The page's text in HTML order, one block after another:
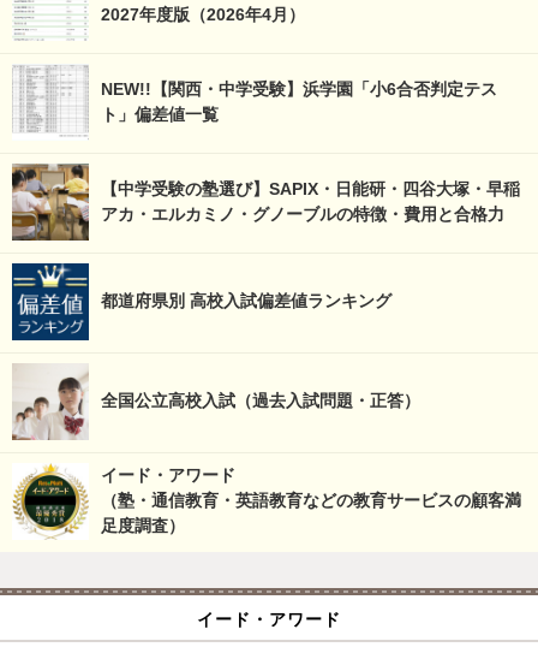
2027年度版（2026年4月）
NEW!!【関西・中学受験】浜学園「小6合否判定テス
ト」偏差値一覧
【中学受験の塾選び】SAPIX・日能研・四谷大塚・早稲
アカ・エルカミノ・グノーブルの特徴・費用と合格力
都道府県別 高校入試偏差値ランキング
全国公立高校入試（過去入試問題・正答）
イード・アワード
（塾・通信教育・英語教育などの教育サービスの顧客満
足度調査）
イード・アワード